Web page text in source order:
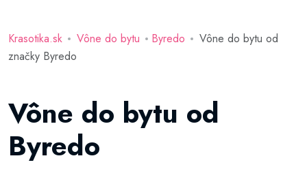
Krasotika.sk Vône do bytu Byredo
Vône do bytu od
značky Byredo
Vône do bytu od
Byredo